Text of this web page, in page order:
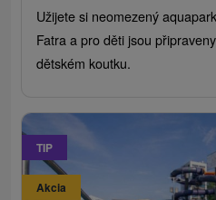
Užijete si neomezený
Fatra a pro děti jsou
dětském koutku.
TIP
Akcia